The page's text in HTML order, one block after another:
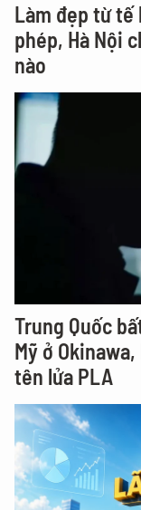
Làm đẹp từ tế
phép, Hà Nội
nào
Trung Quốc
Mỹ ở
tên lửa PLA